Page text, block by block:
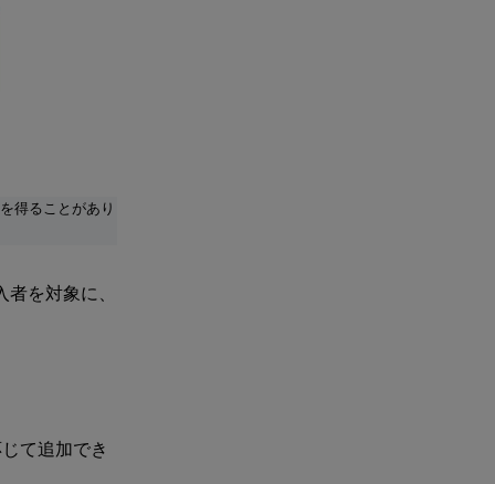
得ることがあり
を対象に、
て追加でき